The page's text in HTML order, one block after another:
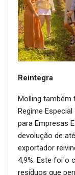
Reintegra
Molling também
Regime
para Empresas
devolução de
exportador
4,9%. Este foi o
resíduos que